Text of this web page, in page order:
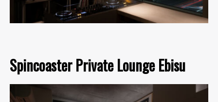
Spincoaster Private Lounge Ebisu